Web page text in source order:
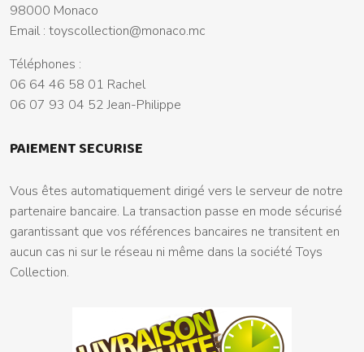
98000 Monaco
Email : toyscollection@monaco.mc
Téléphones :
06 64 46 58 01 Rachel
06 07 93 04 52 Jean-Philippe
PAIEMENT SECURISE
Vous êtes automatiquement dirigé vers le serveur de notre
partenaire bancaire. La transaction passe en mode sécurisé
garantissant que vos références bancaires ne transitent en
aucun cas ni sur le réseau ni même dans la société Toys
Collection.